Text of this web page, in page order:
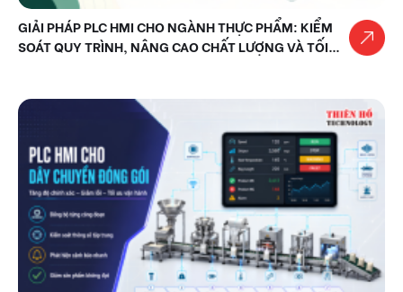
GIẢI PHÁP PLC HMI CHO NGÀNH THỰC PHẨM: KIỂM
SOÁT QUY TRÌNH, NÂNG CAO CHẤT LƯỢNG VÀ TỐI